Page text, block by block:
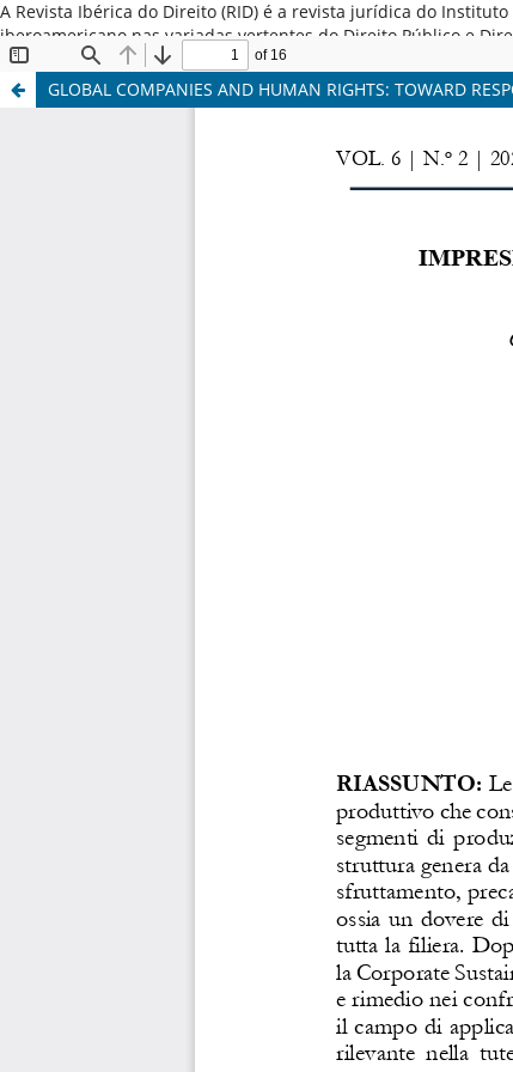
A Revista Ibérica do Direito (RID) é a revista jurídica do
iberoamericano nas variadas vertentes do Direito Público e
Latina, Espanha e Portugal. ISSN: 2184-7487
GLOBAL COMPANIES AND HUMAN RIGHTS: TOWARD